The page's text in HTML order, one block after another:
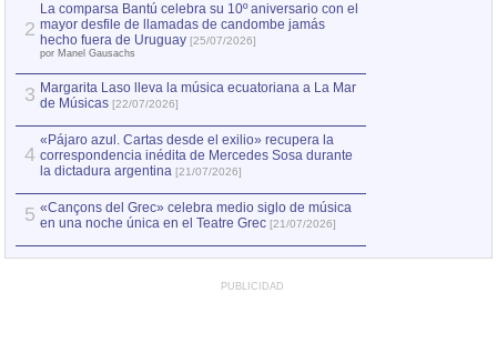
2
La comparsa Bantú celebra su 10º aniversario con el
mayor desfile de llamadas de candombe jamás
hecho fuera de Uruguay [25/07/2026]
por Manel Gausachs
3 Margarita Laso lleva la música ecuatoriana a La Mar
de Músicas [22/07/2026]
4
«Pájaro azul. Cartas desde el exilio» recupera la
correspondencia inédita de Mercedes Sosa durante
la dictadura argentina [21/07/2026]
5 «Cançons del Grec» celebra medio siglo de música
en una noche única en el Teatre Grec [21/07/2026]
PUBLICIDAD